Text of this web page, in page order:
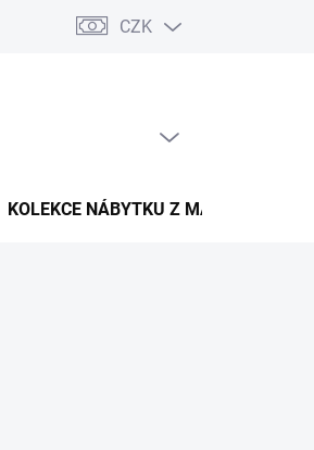
údajů Pojištění zásilky
CZK
KOLEKCE NÁBYTKU Z MASIVU